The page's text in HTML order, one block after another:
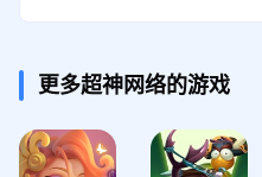
更多超神网络的游戏